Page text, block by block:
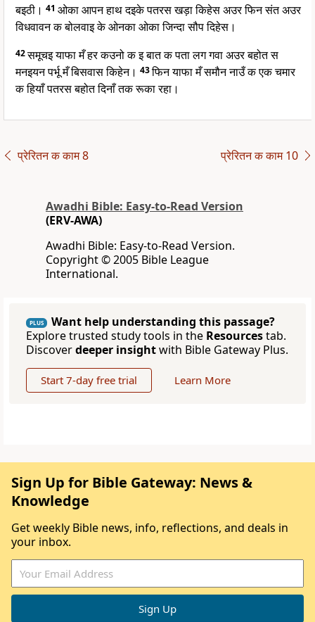
बइठी। 41 ओका आपन हाथ दइके पतरस खड़ा किहेस अउर फिन संत अउर
विधवावन क बोलवाइ के ओनका ओका जिन्दा सौप दिहेस।
42समूचइ याफा मँ हर कउनो क इ बात क पता लग गवा अउर बहोत स
मनइयन पर्भू मँ बिसवास किहेन। 43फिन याफा मँ समौन नाउँ क एक चमार
क हियाँ पतरस बहोत दिनाँ तक रूका रहा।
प्रेरितन क काम 8 प्रेरितन क काम 10
Awadhi Bible: Easy-to-Read Version
(ERV-AWA)
Awadhi Bible: Easy-to-Read Version.
Copyright © 2005 Bible League
International.
PLUS
Want help understanding this passage?
Explore trusted study tools in the Resourcestab.
Discoverdeeper insightwith Bible Gateway Plus.
Start 7-day free trial Learn More
Sign Up for Bible Gateway: News &
Knowledge
Get weekly Bible news, info, reflections, and deals in
your inbox.